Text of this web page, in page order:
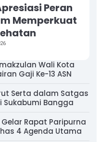
Peran
Memperkuat
Wali Kota
Gaji Ke-13 ASN
Serta dalam Satgas
Sukabumi Bangga
Gelar Rapat Paripurna
4 Agenda Utama